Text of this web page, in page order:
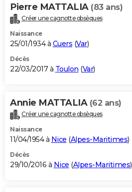
Pierre MATTALIA (83 ans)
Créer une cagnotte obsèques
Naissance
25/01/1934 à Cuers (Var)
Décès
22/03/2017 à Toulon (Var)
Annie MATTALIA (62 ans)
Créer une cagnotte obsèques
Naissance
11/04/1954 à Nice (Alpes-Maritimes)
Décès
29/10/2016 à Nice (Alpes-Maritimes)